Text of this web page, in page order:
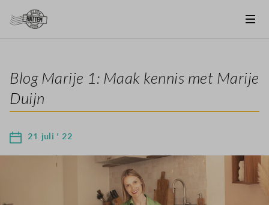
Blog Marije 1: Maak kennis met Marije
Duijn
21 juli ' 22